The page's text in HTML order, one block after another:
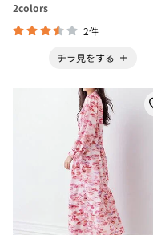
2colors
2件
チラ見をする